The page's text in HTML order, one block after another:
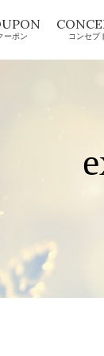
ーポン コンセプ